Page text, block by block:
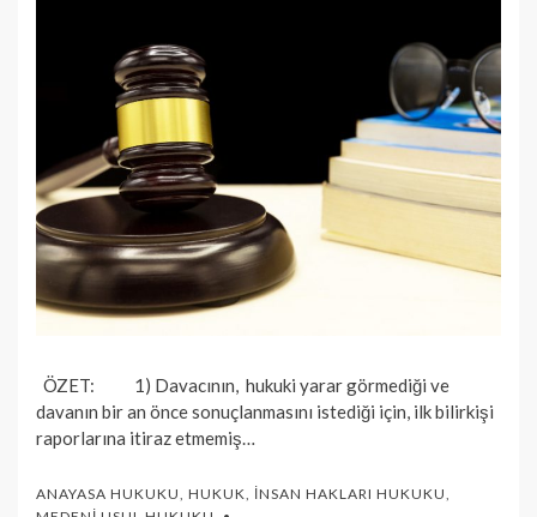
ÖZET: 1) Davacının, hukuki yarar görmediği ve
davanın bir an önce sonuçlanmasını istediği için, ilk bilirkişi
raporlarına itiraz etmemiş…
ANAYASA HUKUKU, HUKUK, İNSAN HAKLARI HUKUKU,